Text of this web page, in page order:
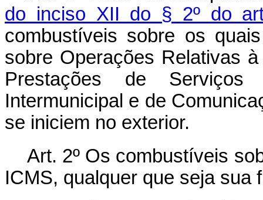
do inciso XII do § 2º do
combustíveis sobre os
sobre Operações Relativas
Prestações de
Intermunicipal e de
se iniciem no exterior.
Art. 2º Os combustíveis
ICMS, qualquer que seja sua